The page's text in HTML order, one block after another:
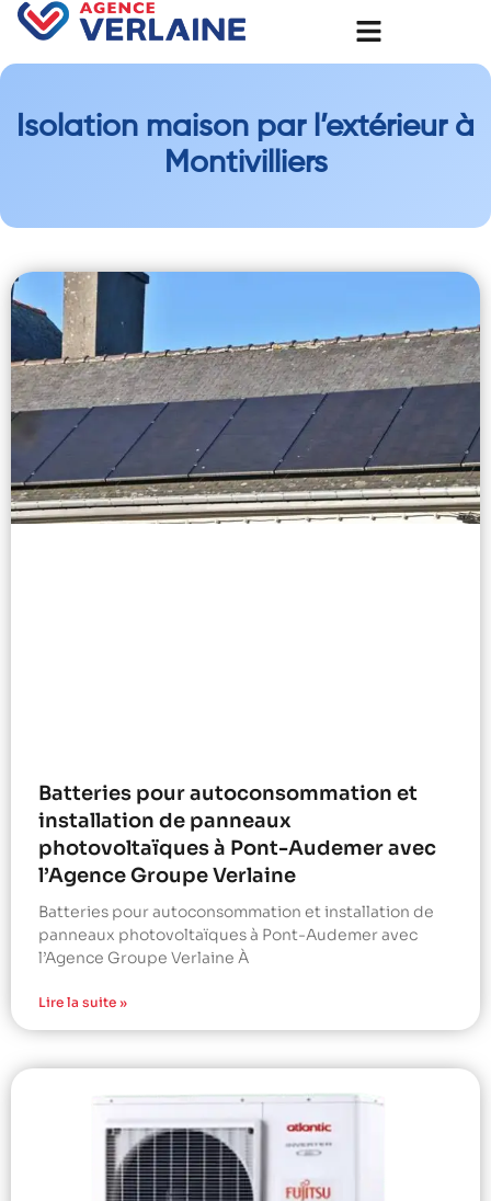
Isolation maison par l’extérieur à
Montivilliers
Batteries pour autoconsommation et
installation de panneaux
photovoltaïques à Pont-Audemer avec
l’Agence Groupe Verlaine
Batteries pour autoconsommation et installation de
panneaux photovoltaïques à Pont-Audemer avec
l’Agence Groupe Verlaine À
Lire la suite »